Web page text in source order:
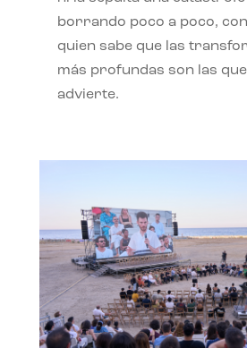
borrando poco a poco,
quien sabe que las
más profundas son las
advierte.